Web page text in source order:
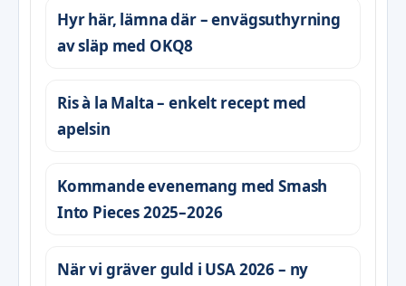
Hyr här, lämna där – envägsuthyrning
av släp med OKQ8
Ris à la Malta – enkelt recept med
apelsin
Kommande evenemang med Smash
Into Pieces 2025–2026
När vi gräver guld i USA 2026 – ny